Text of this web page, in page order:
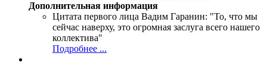
Дополнительная информация
Цитата первого лица Вадим Гаранин: "То, что мы
сейчас наверху, это огромная заслуга всего нашего
коллектива"
Подробнее ...